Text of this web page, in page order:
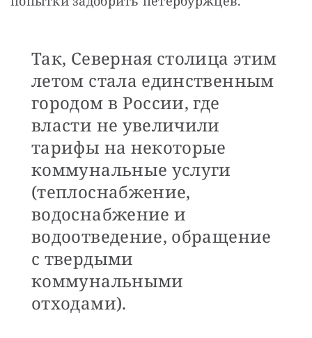
Так, Северная столица этим
летом стала единственным
городом в России, где
власти не увеличили
тарифы на некоторые
коммунальные услуги
(теплоснабжение,
водоснабжение и
водоотведение, обращение
с твердыми
коммунальными
отходами).